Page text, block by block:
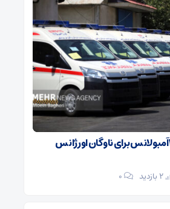
تفاهم‌نامه خرید ۱۲ آمبولانس برای ناوگان اورژانس
۰